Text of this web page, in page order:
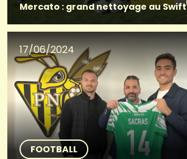
Mercato : grand nettoyage au Swift
17/06/2024
FOOTBALL